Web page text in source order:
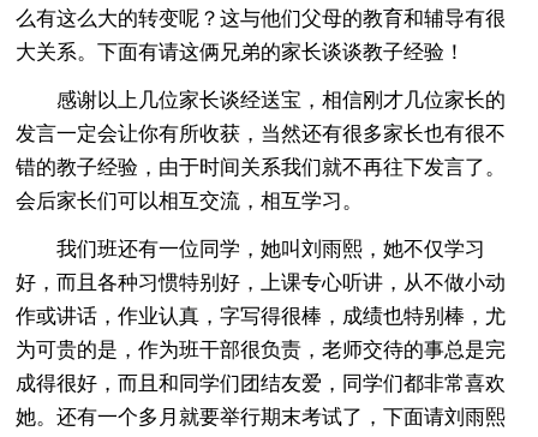
么有这么大的转变呢？这与他们父母的教育和辅导有很
大关系。下面有请这俩兄弟的家长谈谈教子经验！
感谢以上几位家长谈经送宝，相信刚才几位家长的
发言一定会让你有所收获，当然还有很多家长也有很不
错的教子经验，由于时间关系我们就不再往下发言了。
会后家长们可以相互交流，相互学习。
我们班还有一位同学，她叫刘雨熙，她不仅学习
好，而且各种习惯特别好，上课专心听讲，从不做小动
作或讲话，作业认真，字写得很棒，成绩也特别棒，尤
为可贵的是，作为班干部很负责，老师交待的事总是完
成得很好，而且和同学们团结友爱，同学们都非常喜欢
她。还有一个多月就要举行期末考试了，下面请刘雨熙